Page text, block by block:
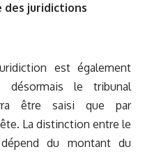
des juridictions
est également
désormais le tribunal
être saisi que par
La distinction entre le
du montant du